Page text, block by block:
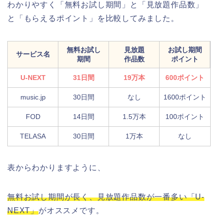
わかりやすく「無料お試し期間」と「見放題作品数」
と「もらえるポイント」を比較してみました。
サービス名
無料お試し
期間
見放題
作品数
お試し期間
ポイント
U-NEXT 31日間 19万本 600ポイント
music.jp 30日間 なし 1600ポイント
FOD 14日間 1.5万本 100ポイント
TELASA 30日間 1万本 なし
表からわかりますように、
無料お試し期間が長く、見放題作品数が一番多い「U-
NEXT」がオススメです。